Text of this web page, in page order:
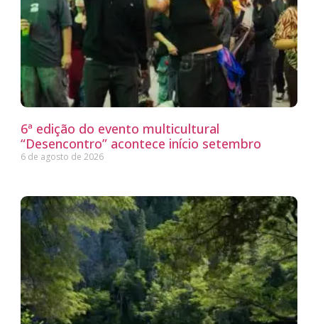
6ª edição do evento multicultural
“Desencontro” acontece início setembro
6 de agosto de 2026